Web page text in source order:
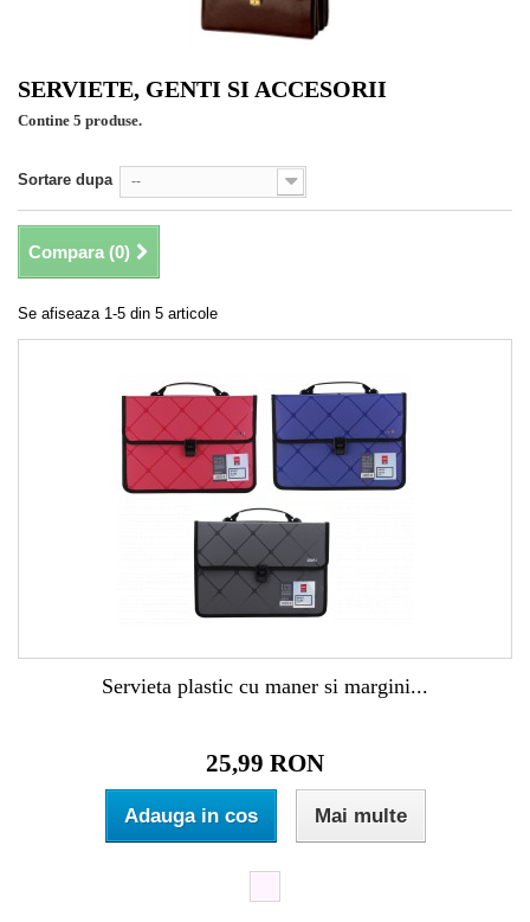
SERVIETE, GENTI SI ACCESORII
Contine 5 produse.
Sortare dupa --
Compara (0)
Se afiseaza 1-5 din 5 articole
Servieta plastic cu maner si margini...
25,99 RON
Adauga in cos Mai multe